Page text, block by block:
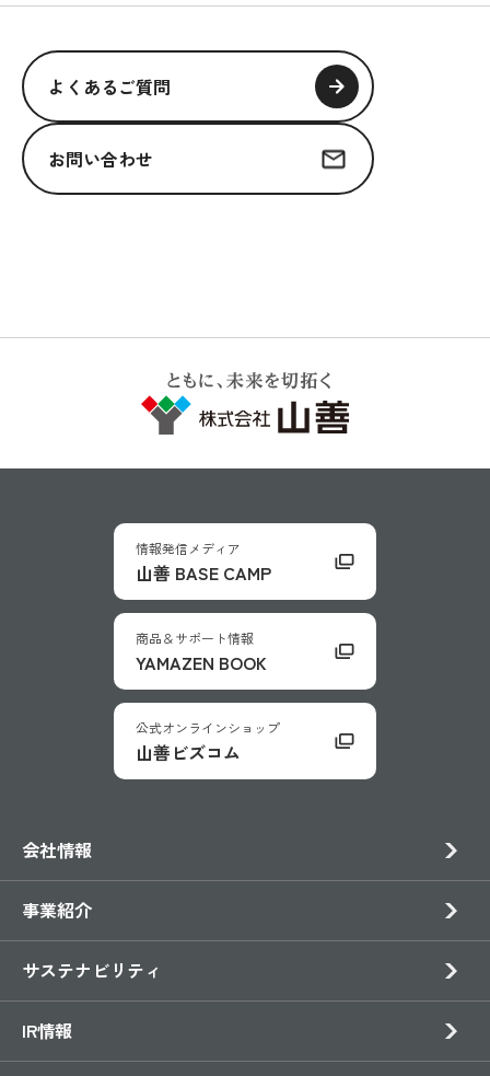
よくあるご質問
お問い合わせ
情報発信メディア
山善 BASE CAMP
商品＆サポート情報
YAMAZEN BOOK
公式オンラインショップ
山善ビズコム
会社情報
事業紹介
サステナビリティ
IR情報